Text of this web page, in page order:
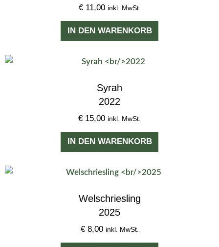
€11,00 inkl. MwSt.
IN DEN WARENKORB
Syrah
2022
€ 15,00 inkl. MwSt.
IN DEN WARENKORB
Welschriesling
2025
€8,00 inkl. MwSt.